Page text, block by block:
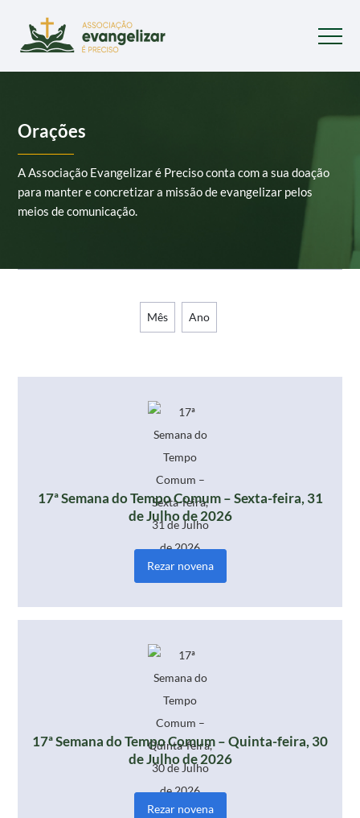
Orações
A Associação Evangelizar é Preciso conta com a sua doação
para manter e concretizar a missão de evangelizar pelos
meios de comunicação.
Mês Ano
17ª Semana do Tempo Comum – Sexta-feira, 31
de Julho de 2026
Rezar novena
17ª Semana do Tempo Comum – Quinta-feira, 30
de Julho de 2026
Rezar novena